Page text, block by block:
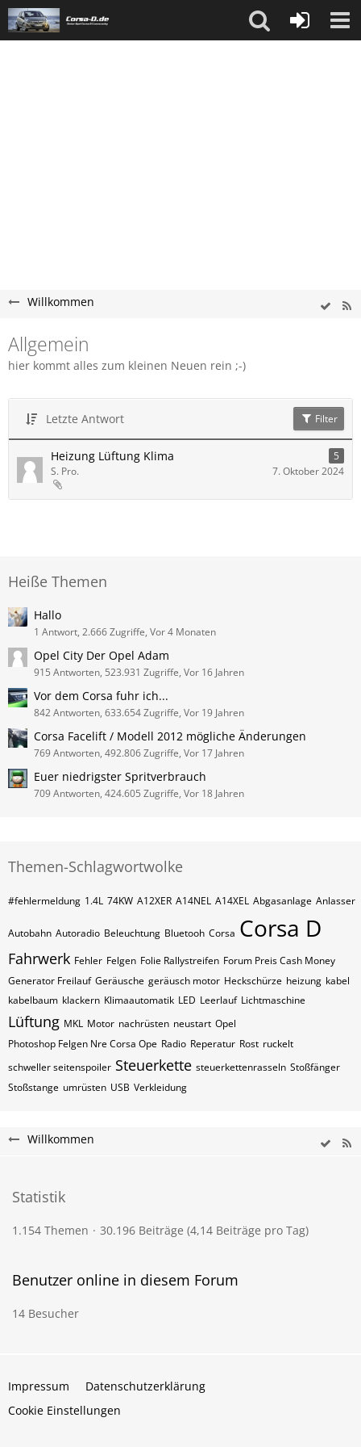
Willkommen
Allgemein
hier kommt alles zum kleinen Neuen rein ;-)
Letzte Antwort Filter
Heizung Lüftung Klima
5
S. Pro.
7. Oktober 2024
Heiße Themen
Hallo
1 Antwort, 2.666 Zugriffe, Vor 4 Monaten
Opel City Der Opel Adam
915 Antworten, 523.931 Zugriffe, Vor 16 Jahren
Vor dem Corsa fuhr ich...
842 Antworten, 633.654 Zugriffe, Vor 19 Jahren
Corsa Facelift / Modell 2012 mögliche Änderungen
769 Antworten, 492.806 Zugriffe, Vor 17 Jahren
Euer niedrigster Spritverbrauch
709 Antworten, 424.605 Zugriffe, Vor 18 Jahren
Themen-Schlagwortwolke
#fehlermeldung 1.4L 74KW A12XER A14NEL A14XEL Abgasanlage Anlasser
Autobahn Autoradio Beleuchtung Bluetooh Corsa Corsa D
Fahrwerk Fehler Felgen Folie Rallystreifen Forum Preis Cash Money
Generator Freilauf Geräusche geräusch motor Heckschürze heizung kabel
kabelbaum klackern Klimaautomatik LED Leerlauf Lichtmaschine
Lüftung MKL Motor nachrüsten neustart Opel
Photoshop Felgen Nre Corsa Ope Radio Reperatur Rost ruckelt
schweller seitenspoiler Steuerkette steuerkettenrasseln Stoßfänger
Stoßstange umrüsten USB Verkleidung
Willkommen
Statistik
1.154 Themen 30.196 Beiträge (4,14 Beiträge pro Tag)
Benutzer online in diesem Forum
14 Besucher
Impressum
Datenschutzerklärung
Cookie Einstellungen